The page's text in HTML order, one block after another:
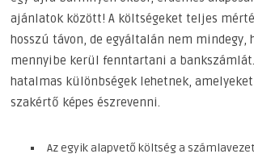
ajánlatok között! A költségeket teljes
hosszú távon, de egyáltalán nem mindegy,
mennyibe kerül fenntartani a
hatalmas különbségek lehetnek, amelyeket
szakértő képes észrevenni.
Az egyik alapvető költség a